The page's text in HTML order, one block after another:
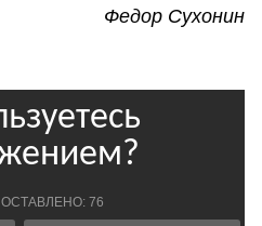
Федор Сухонин